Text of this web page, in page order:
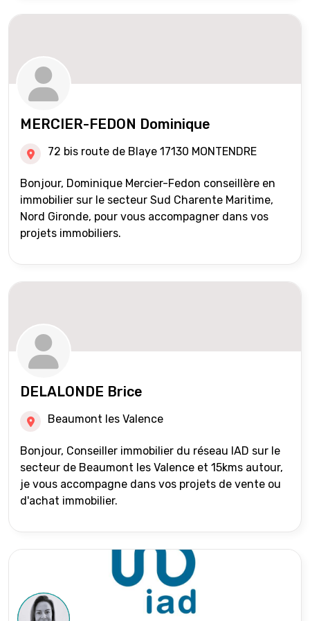
MERCIER-FEDON Dominique
72 bis route de Blaye 17130 MONTENDRE
Bonjour, Dominique Mercier-Fedon conseillère en
immobilier sur le secteur Sud Charente Maritime,
Nord Gironde, pour vous accompagner dans vos
projets immobiliers.
DELALONDE Brice
Beaumont les Valence
Bonjour, Conseiller immobilier du réseau IAD sur le
secteur de Beaumont les Valence et 15kms autour,
je vous accompagne dans vos projets de vente ou
d'achat immobilier.